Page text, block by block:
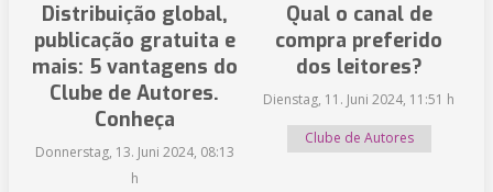
Distribuição global,
publicação gratuita e
mais: 5 vantagens do
Clube de Autores.
Conheça
Donnerstag, 13. Juni 2024, 08:13
h
Qual o canal de
compra preferido
dos leitores?
Dienstag, 11. Juni 2024, 11:51 h
Clube de Autores